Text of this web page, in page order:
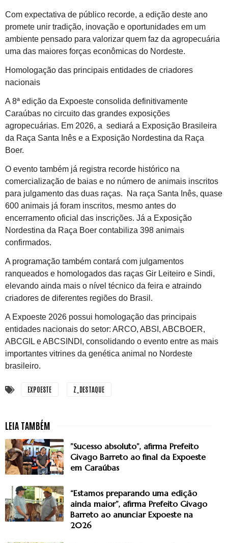
Com expectativa de público recorde, a edição deste ano
promete unir tradição, inovação e oportunidades em um
ambiente pensado para valorizar quem faz da agropecuária
uma das maiores forças econômicas do Nordeste.
Homologação das principais entidades de criadores
nacionais
A 8ª edição da Expoeste consolida definitivamente
Caraúbas no circuito das grandes exposições
agropecuárias. Em 2026, a sediará a Exposição Brasileira
da Raça Santa Inês e a Exposição Nordestina da Raça
Boer.
O evento também já registra recorde histórico na
comercialização de baias e no número de animais inscritos
para julgamento das duas raças. Na raça Santa Inês, quase
600 animais já foram inscritos, mesmo antes do
encerramento oficial das inscrições. Já a Exposição
Nordestina da Raça Boer contabiliza 398 animais
confirmados.
A programação também contará com julgamentos
ranqueados e homologados das raças Gir Leiteiro e Sindi,
elevando ainda mais o nível técnico da feira e atraindo
criadores de diferentes regiões do Brasil.
A Expoeste 2026 possui homologação das principais
entidades nacionais do setor: ARCO, ABSI, ABCBOER,
ABCGIL e ABCSINDI, consolidando o evento entre as mais
importantes vitrines da genética animal no Nordeste
brasileiro.
EXPOESTE Z_DESTAQUE
”Sucesso absoluto”, afirma Prefeito
Givago Barreto ao final da Expoeste
em Caraúbas
“Estamos preparando uma edição
ainda maior”, afirma Prefeito Givago
Barreto ao anunciar Expoeste na
2026